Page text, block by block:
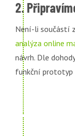
2.
Není-li součástí
analýza online
návrh. Dle
funkční prototyp